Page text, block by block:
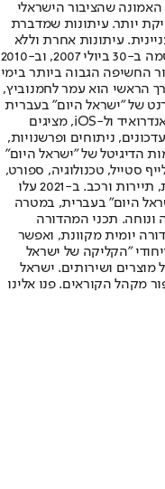
שהציבור הישראלי
יותר. עיתונות שמדברת
עיתונות אחרת וללא
תשלום. המהדורה המודפסת הראשונה פורסמה ב-30 ביולי 2007, וב-2010
החשיפה הגבוה ביותר בימי
הראשי הוא עמר לחמנוביץ,
של "ישראל היום" בעברית
ובאנגלית, כמו כן היישומונים (אפליקציות) לאנדרואיד ול-iOS, מציגים
ניתוחים ופרשנויות,
הדיגיטל של "ישראל היום"
סטייל, טכנולוגיה, ספורט,
כלכלה וצרכנות, בריאות, חיילים, אוכל, יהדות, תיירות ורכב. ב-2021 עלו
היום" בעברית, במטרה
ונוחה. תכני המהדורה
יומית מקוונת, ואפשר
"הקליקה של ישראל
מוצרים ושירותים. ישראל
מקהל הקוראים. פנו אלינו